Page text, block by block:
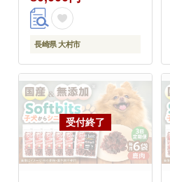
長崎県 大村市